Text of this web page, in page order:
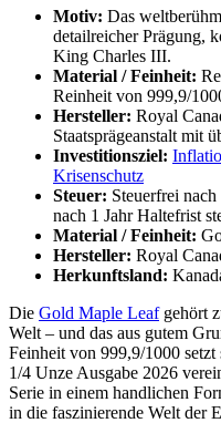
Motiv: Das
detailreicher Prägung,
King Charles III.
Material / Feinheit:
Reinheit von 999,9/
Hersteller: Royal
Staatsprägeanstalt mit
Investitionsziel:
Krisenschutz
Steuer: Steuerfrei
nach 1 Jahr Haltefrist
Material / Feinheit:
Hersteller: Royal
Herkunftsland:
Die Gold Maple Leafgehört
Welt – und das aus gutem
Feinheit von 999,9/1000
1/4 Unze Ausgabe 2026
Serie in einem handlichen
in die faszinierende Welt der